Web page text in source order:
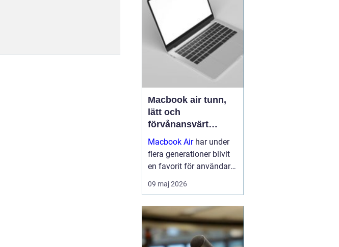
Macbook air tunn,
lätt och
förvånansvärt
kraftfull
Macbook Airhar under
flera generationer blivit
en favorit för användare
som vill kombinera
smidig rörlighet med
Modellen är känd för sin
låga vikt, tysta drift och
långa batte...
09 maj 2026